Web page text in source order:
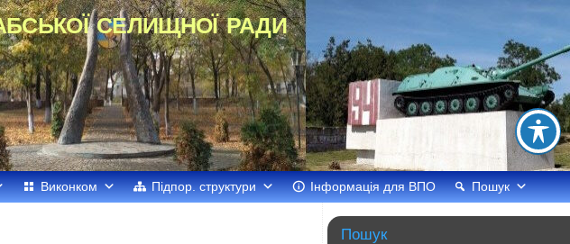
селищної ради
Виконком Підпор. структури Інформація для ВПО Пошук
Пошук